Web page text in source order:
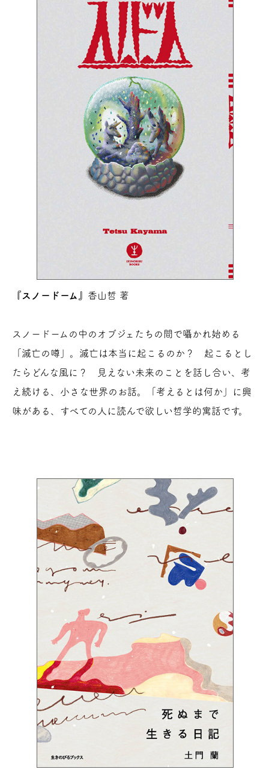
『スノードーム』 香山哲 著
スノードームの中のオブジェたちの間で囁かれ始める
「滅亡の噂」。滅亡は本当に起こるのか？ 起こるとし
たらどんな風に？ 見えない未来のことを話し合い、考
え続ける、小さな世界のお話。「考えるとは何か」に興
味がある、すべての人に読んで欲しい哲学的寓話です。